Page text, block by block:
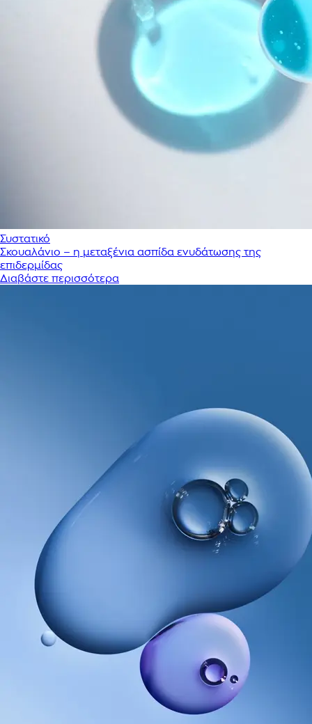
Συστατικό
Σκουαλάνιο – η μεταξένια ασπίδα ενυδάτωσης της
επιδερμίδας
Διαβάστε περισσότερα